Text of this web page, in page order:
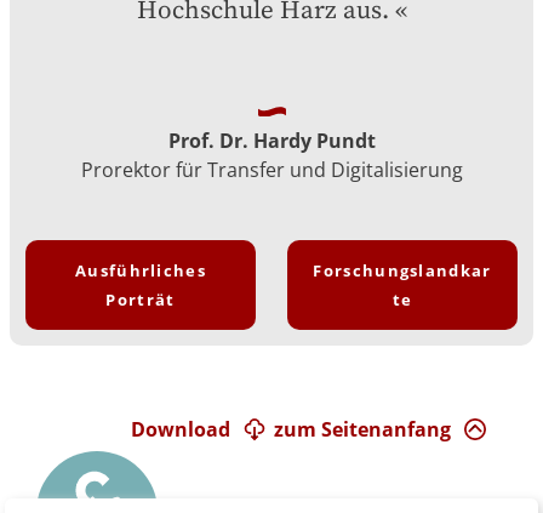
Hochschule Harz aus.
Prof. Dr. Hardy Pundt
Prorektor für Transfer und Digitalisierung
Ausführliches
Porträt
Forschungslandkar
te
zum Seitenanfang
Download